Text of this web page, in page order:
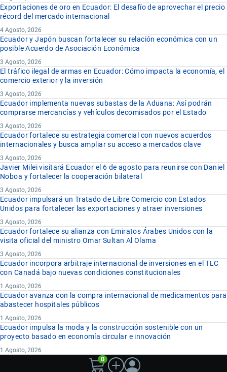
Exportaciones de oro en Ecuador: El desafío de aprovechar el precio
récord del mercado internacional
4 Agosto, 2026
Ecuador y Japón buscan fortalecer su relación económica con un
posible Acuerdo de Asociación Económica
3 Agosto, 2026
El tráfico ilegal de armas en Ecuador: Cómo impacta la economía, el
comercio exterior y la inversión
3 Agosto, 2026
Ecuador implementa nuevas subastas de la Aduana: Así podrán
comprarse mercancías y vehículos decomisados por el Estado
3 Agosto, 2026
Ecuador fortalece su estrategia comercial con nuevos acuerdos
internacionales y busca ampliar su acceso a mercados clave
3 Agosto, 2026
Javier Milei visitará Ecuador el 6 de agosto para reunirse con Daniel
Noboa y fortalecer la cooperación bilateral
3 Agosto, 2026
Ecuador impulsará un Tratado de Libre Comercio con Estados
Unidos para fortalecer las exportaciones y atraer inversiones
3 Agosto, 2026
Ecuador fortalece su alianza con Emiratos Árabes Unidos con la
visita oficial del ministro Omar Sultan Al Olama
3 Agosto, 2026
Ecuador incorpora arbitraje internacional de inversiones en el TLC
con Canadá bajo nuevas condiciones constitucionales
1 Agosto, 2026
Ecuador avanza con la compra internacional de medicamentos para
abastecer hospitales públicos
1 Agosto, 2026
Ecuador impulsa la moda y la construcción sostenible con un
proyecto basado en economía circular e innovación
1 Agosto, 2026
0